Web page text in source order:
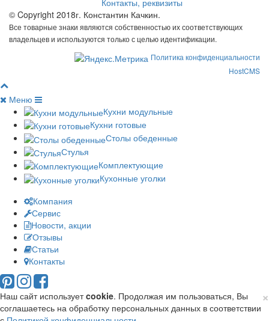
Контакты, реквизиты
© Copyright 2018г. Константин Качкин.
Все товарные знаки являются собственностью их соответствующих
владельцев и используются только с целью идентификации.
Политика конфиденциальности
HostCMS
Меню
Кухни модульные
Кухни готовые
Столы обеденные
Стулья
Комплектующие
Кухонные уголки
Компания
Сервис
Новости, акции
Отзывы
Статьи
Контакты
×
Наш сайт используетcookie. Продолжая им пользоваться, Вы
соглашаетесь на обработку персональных данных в соответствии